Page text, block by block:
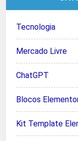
Tecnologia
Mercado Livre
ChatGPT
Blocos
Kit Template